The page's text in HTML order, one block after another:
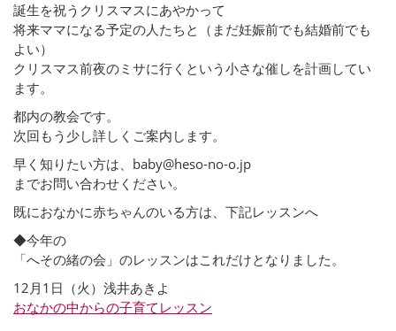
誕生を祝うクリスマスにあやかって
将来ママになる予定の人たちと（まだ妊娠前でも結婚前でも
よい）
クリスマス前夜のミサに行くという小さな催しを計画してい
ます。
都内の教会です。
次回もう少し詳しくご案内します。
早く知りたい方は、baby@heso-no-o.jp
までお問い合わせください。
既におなかに赤ちゃんのいる方は、下記レッスンへ
◆今年の
「へその緒の会」のレッスンはこれだけとなりました。
12月1日（火）浅井あきよ
おなかの中からの子育てレッスン